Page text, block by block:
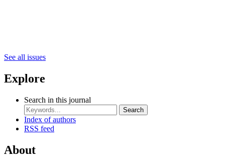
See all issues
Explore
Search in this journal
Search
Index of authors
RSS feed
About